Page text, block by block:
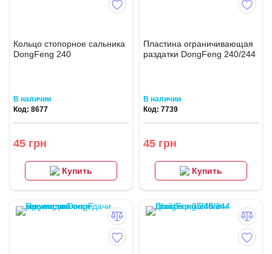
Кольцо стопорное сальника
DongFeng 240
В наличии
Код: 8677
45 грн
Купить
Пластина ограничивающая
раздатки DongFeng 240/244
В наличии
Код: 7739
45 грн
Купить